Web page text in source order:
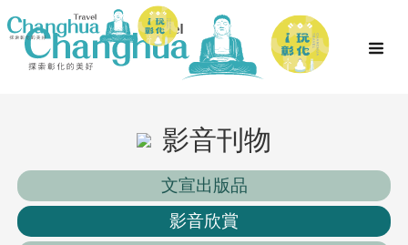
影音刊物
文宣出版品
影音欣賞